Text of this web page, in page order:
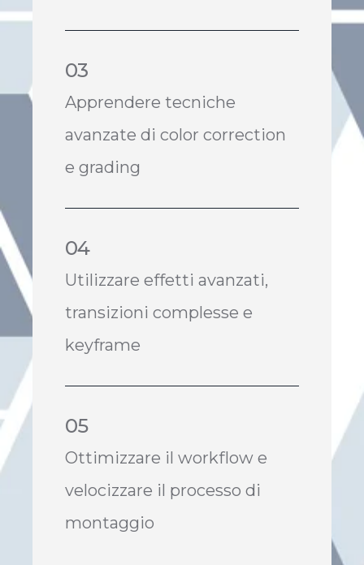
03
Apprendere tecniche
avanzate di color correction
e grading
04
Utilizzare effetti avanzati,
transizioni complesse e
keyframe
05
Ottimizzare il workflow e
velocizzare il processo di
montaggio